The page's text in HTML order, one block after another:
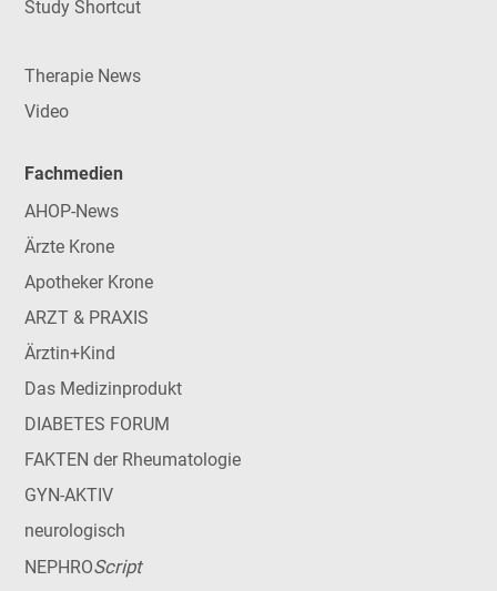
Study Shortcut
Therapie News
Video
Fachmedien
AHOP-News
Ärzte Krone
Apotheker Krone
ARZT & PRAXIS
Ärztin+Kind
Das Medizinprodukt
DIABETES FORUM
FAKTEN der Rheumatologie
GYN-AKTIV
neurologisch
NEPHROScript